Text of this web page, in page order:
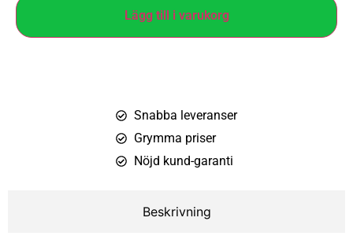
Lägg till i varukorg
Snabba leveranser
Grymma priser
Nöjd kund-garanti
Beskrivning